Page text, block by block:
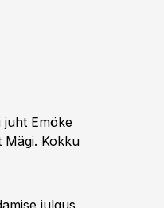
juht Emöke
Mägi. Kokku
julgus